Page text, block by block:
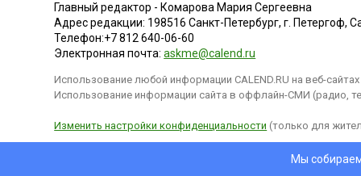
Главный редактор - Комарова Мария Сергеевна
Адрес редакции: 198516 Санкт-Петербург, г. Петергоф,
Телефон:+7 812 640-06-60
Электронная почта:askme@calend.ru
Использование любой информации CALEND.RU на веб-
Использование информации сайта в оффлайн-СМИ (радио,
Изменить настройки конфиденциальности (только для
Мы